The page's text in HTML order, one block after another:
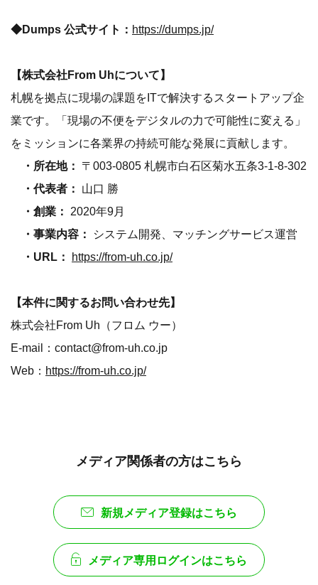
◆Dumps 公式サイト： https://dumps.jp/
【株式会社From Uhについて】
札幌を拠点に現場の課題をITで解決するスタートアップ企
業です。「現場の不便をデジタルの力で可能性に変える」
をミッションに各業界の持続可能な発展に貢献します。
・所在地：
〒003-0805 札幌市白石区菊水五条3-1-8-302
・代表者：
山口 勝
・創業： 2020年9月
・事業内容：
システム開発、マッチングサービス運営
・URL：
https://from-uh.co.jp/
【本件に関するお問い合わせ先】
株式会社From Uh（フロム ウー）
E-mail：contact@from-uh.co.jp
Web： https://from-uh.co.jp/
メディア関係者の方はこちら
新規メディア登録はこちら
メディア専用ログインはこちら